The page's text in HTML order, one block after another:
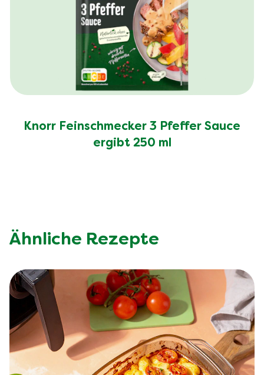
Knorr Feinschmecker 3 Pfeffer Sauce
ergibt 250 ml
Ähnliche Rezepte